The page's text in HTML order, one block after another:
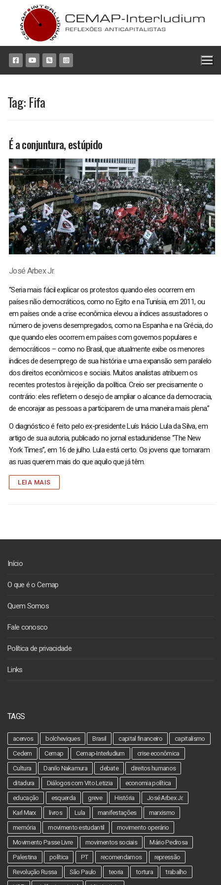
conteúdo
Tag: Fifa
É a conjuntura, estúpido
José Arbex Jr.
“Seria mais fácil explicar os protestos quando eles ocorrem em
países não democráticos, como no Egito e na Tunísia, em 2011, ou
em países onde a crise econômica elevou a índices assustadores o
número de jovens desempregados, como na Espanha e na Grécia, do
que quando eles ocorrem em países com governos populares e
democráticos – como no Brasil, que atualmente exibe os menores
índices de desemprego de sua história e uma expansão sem paralelo
dos direitos econômicos e sociais. Muitos analistas atribuem os
recentes protestos à rejeição da política. Creio ser precisamente o
contrário: eles refletem o desejo de ampliar o alcance da democracia,
de encorajar as pessoas a participarem de uma maneira mais plena.”
O diagnóstico é feito pelo ex-presidente Luís Inácio Lula da Silva, em
artigo de sua autoria, publicado no jornal estadunidense “The New
York Times”, em 16 de julho. Lula está certo. Os jovens que tomaram
as ruas querem mais do que aquilo que já têm.
LEIA MAIS
Início
O que é o Cemap
Quem Somos
Fale conosco
Política de privacidade
Links
TAGS
acervos bolcheviques Brasil capital financeiro
capitalismo
Cedem
Cemap Cemap-Interludium
crise econômica
Cultura
Danilo Nakamura debate
direitos humanos
ditadura
Diálogos com Vito Letizia
economia política
educação
esquerda greve História
José Arbex Jr.
Karl Marx
livros Lula manifestações
marxismo
memória
movimento estudantil
movimento operário
Movimento Passe Livre
movimentos sociais
Mário Pedrosa
Palestina
política PT recomendamos
repressão
Revolução Russa
São Paulo teoria tortura
trabalho